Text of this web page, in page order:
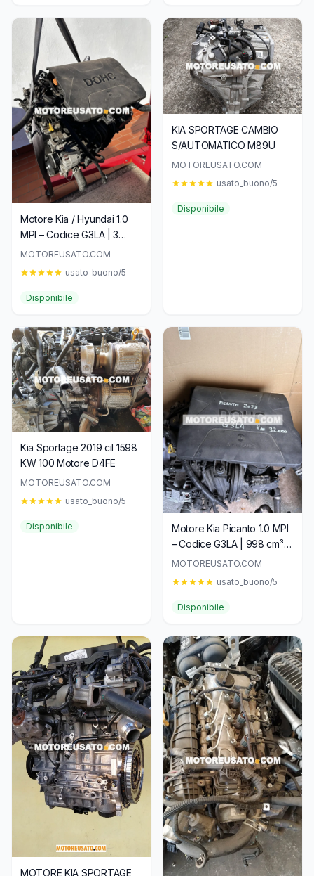
Motore Kia / Hyundai 1.0
MPI – Codice G3LA | 3
cilindri benzina 49–62 kW
MOTOREUSATO.COM
usato_buono/5
Disponibile
KIA SPORTAGE CAMBIO
S/AUTOMATICO M89U
MOTOREUSATO.COM
usato_buono/5
Disponibile
Kia Sportage 2019 cil 1598
KW 100 Motore D4FE
MOTOREUSATO.COM
usato_buono/5
Disponibile
Motore Kia Picanto 1.0 MPI
– Codice G3LA | 998 cm³
67 CV
MOTOREUSATO.COM
usato_buono/5
Disponibile
MOTORE KIA SPORTAGE